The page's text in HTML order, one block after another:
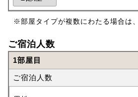
※部屋タイプが複数にわたる場合は
ご宿泊人数
1部屋目
ご宿泊人数